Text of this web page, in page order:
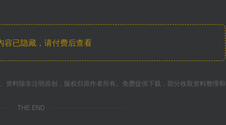
容已隐藏，请付费后查看
资料除非注明原创，版权归原作者所有。免费提供下载，部分收取资料整理和
THE END